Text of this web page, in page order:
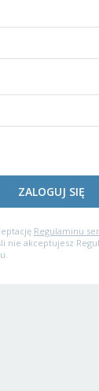
ZALOGUJ SIĘ
Regulaminu
nie akceptujesz